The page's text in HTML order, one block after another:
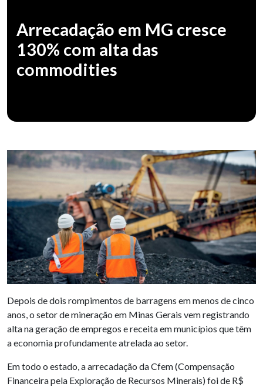
Arrecadação em MG cresce
130% com alta das
commodities
Depois de dois rompimentos de barragens em menos de cinco
anos, o setor de mineração em Minas Gerais vem registrando
alta na geração de empregos e receita em municípios que têm
a economia profundamente atrelada ao setor.
Em todo o estado, a arrecadação da Cfem (Compensação
Financeira pela Exploração de Recursos Minerais) foi de R$